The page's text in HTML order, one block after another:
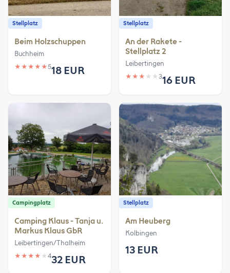
Stellplatz
Beim Holzschuppen
Buchheim
★ ★ ★ ★ ★518 EUR
Stellplatz
An der Rakete -
Stellplatz 2
Leibertingen
★ ★ ★ ★ ★ 316 EUR
Campingplatz
Camping Klaus - Tanja u.
Markus Klaus GbR
Leibertingen/Thalheim
★ ★ ★ ★ ★ 432 EUR
Stellplatz
Am Heuberg
Kolbingen
13 EUR